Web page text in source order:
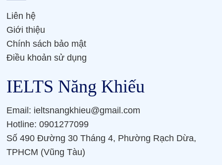
Liên hệ
Giới thiệu
Chính sách bảo mật
Điều khoản sử dụng
IELTS Năng Khiếu
Email: ieltsnangkhieu@gmail.com
Hotline: 0901277099
Số 490 Đường 30 Tháng 4, Phường Rạch Dừa,
TPHCM (Vũng Tàu)